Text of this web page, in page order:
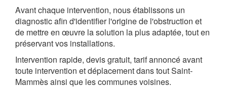
Avant chaque intervention, nous établissons un
diagnostic afin d'identifier l'origine de l'obstruction et
de mettre en œuvre la solution la plus adaptée, tout en
préservant vos installations.
Intervention rapide, devis gratuit, tarif annoncé avant
toute intervention et déplacement dans tout Saint-
Mammès ainsi que les communes voisines.